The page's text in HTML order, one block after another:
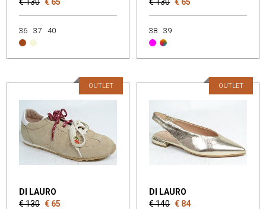
€ 130 € 65
36 37 40
€ 130 € 65
38 39
DI LAURO
€ 130 € 65
OUTLET
DI LAURO
€ 140 € 84
OUTLET